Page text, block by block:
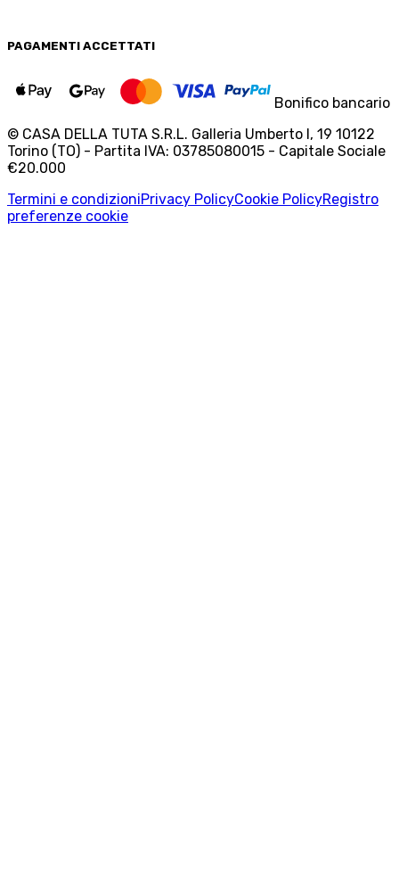
PAGAMENTI ACCETTATI
Bonifico bancario
© CASA DELLA TUTA S.R.L. Galleria Umberto I, 19 10122
Torino (TO) - Partita IVA: 03785080015 - Capitale Sociale
€20.000
Termini e condizioniPrivacy PolicyCookie PolicyRegistro
preferenze cookie